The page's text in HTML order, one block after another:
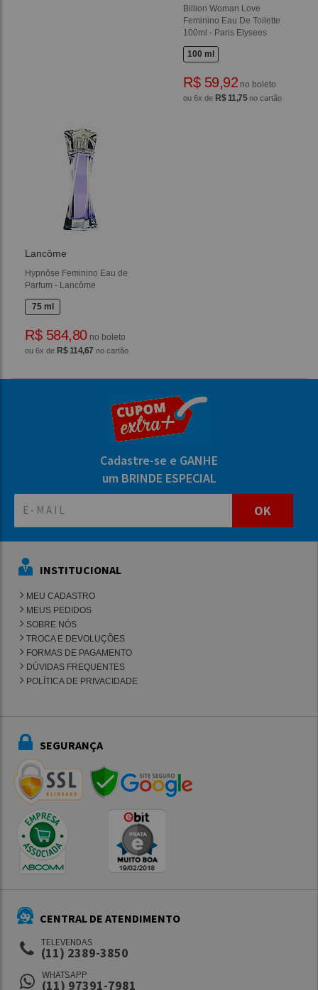
Billion Woman Love
Feminino Eau De Toilette
100ml - Paris Elysees
100 ml
R$ 59,92 no boleto
ou 6x de R$ 11,75no cartão
Lancôme
Hypnôse Feminino Eau de
Parfum - Lancôme
75 ml
R$ 584,80no boleto
ou 6x de R$ 114,67 no cartão
Cadastre-se e GANHE
um BRINDE ESPECIAL
OK
INSTITUCIONAL
MEU CADASTRO
MEUS PEDIDOS
SOBRE NÓS
TROCA E DEVOLUÇÕES
FORMAS DE PAGAMENTO
DÚVIDAS FREQUENTES
POLÍTICA DE PRIVACIDADE
SEGURANÇA
CENTRAL DE ATENDIMENTO
TELEVENDAS
(11) 2389-3850
WHATSAPP
(11) 97391-7981